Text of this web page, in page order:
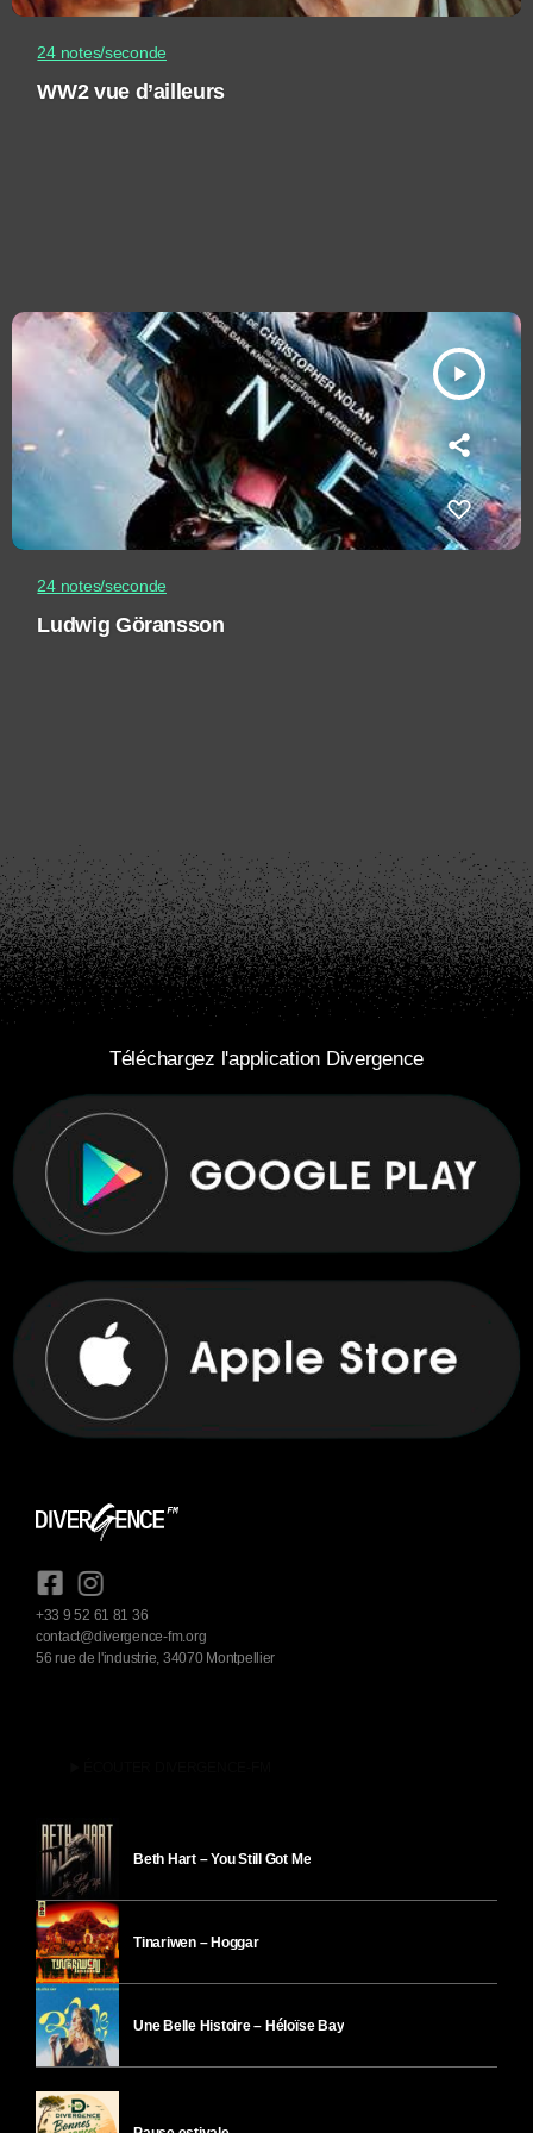
24 notes/seconde
WW2 vue d’ailleurs
play_arrow
24 notes/seconde
Ludwig Göransson
Téléchargez l'application Divergence
+33 9 52 61 81 36
contact@divergence-fm.org
56 rue de l'industrie, 34070 Montpellier
Beth Hart – You Still Got Me
Tinariwen – Hoggar
Une Belle Histoire – Héloïse Bay